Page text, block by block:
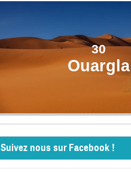
30
Ouargla
Suivez nous sur Facebook !